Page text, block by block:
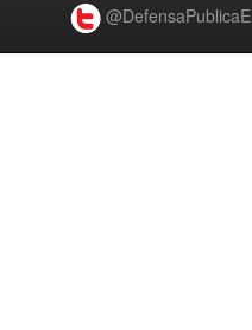
@DefensaPublicaE